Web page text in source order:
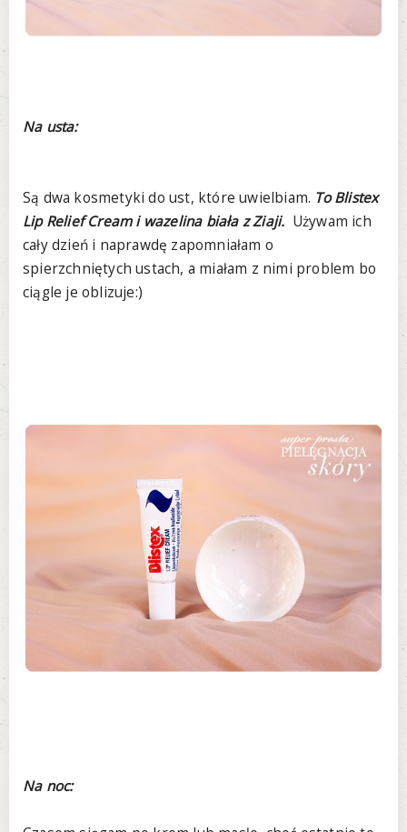
Na usta:
Są dwa kosmetyki do ust, które uwielbiam. To Blistex
Lip Relief Cream i wazelina biała z Ziaji. Używam ich
cały dzień i naprawdę zapomniałam o
spierzchniętych ustach, a miałam z nimi problem bo
ciągle je oblizuje:)
Na noc: